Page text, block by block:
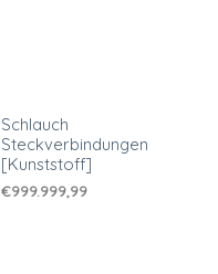
Schlauch
Steckverbindungen
[Kunststoff]
€999.999,99